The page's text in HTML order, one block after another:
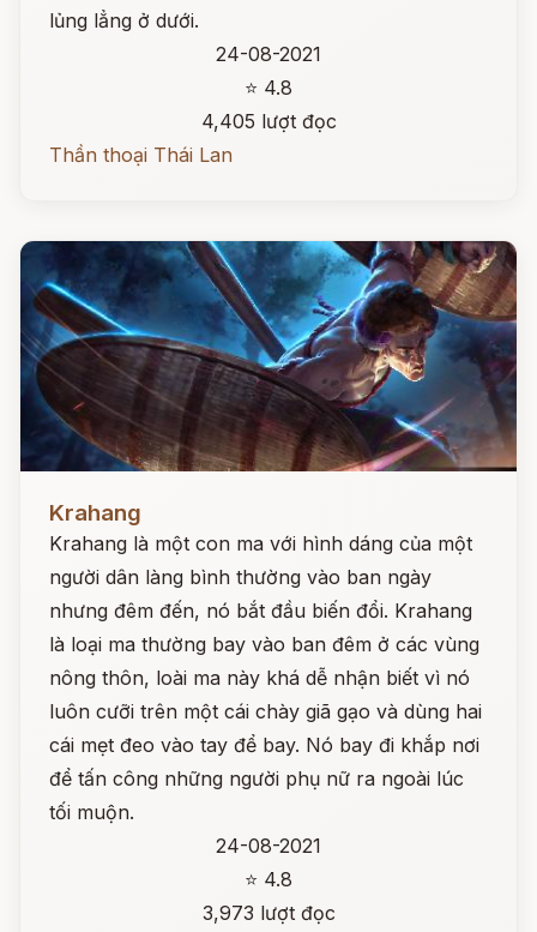
lủng lẳng ở dưới.
24-08-2021
⭐ 4.8
4,405 lượt đọc
Thần thoại Thái Lan
Krahang
Krahang là một con ma với hình dáng của một
người dân làng bình thường vào ban ngày
nhưng đêm đến, nó bắt đầu biến đổi. Krahang
là loại ma thường bay vào ban đêm ở các vùng
nông thôn, loài ma này khá dễ nhận biết vì nó
luôn cưỡi trên một cái chày giã gạo và dùng hai
cái mẹt đeo vào tay để bay. Nó bay đi khắp nơi
để tấn công những người phụ nữ ra ngoài lúc
tối muộn.
24-08-2021
⭐ 4.8
3,973 lượt đọc